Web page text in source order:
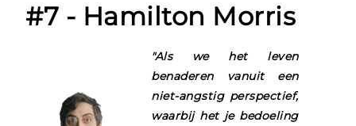
#7 - Hamilton Morris
"Als we het leven
benaderen vanuit een
niet-angstig perspectief,
waarbij het je bedoeling